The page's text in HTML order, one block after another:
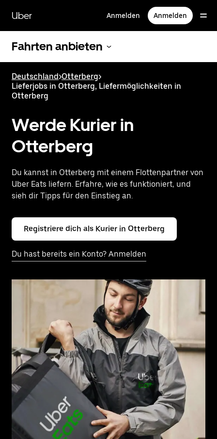
zum
Hauptinhalt
Uber Anmelden Anmelden
Fahrten anbieten
Deutschland>Otterberg>
Lieferjobs in Otterberg, Liefermöglichkeiten in
Otterberg
Werde Kurier in
Otterberg
Du kannst in Otterberg mit einem Flottenpartner von
Uber Eats liefern. Erfahre, wie es funktioniert, und
sieh dir Tipps für den Einstieg an.
Registriere dich als Kurier in Otterberg
Du hast bereits ein Konto? Anmelden